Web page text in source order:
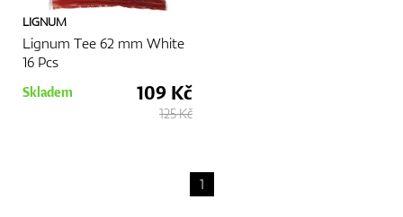
LIGNUM
Lignum Tee 62 mm White
16 Pcs
Skladem 109 Kč
125 Kč
1